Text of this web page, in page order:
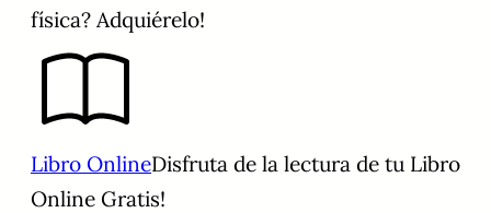
física? Adquiérelo!
Libro OnlineDisfruta de la lectura de tu Libro
Online Gratis!